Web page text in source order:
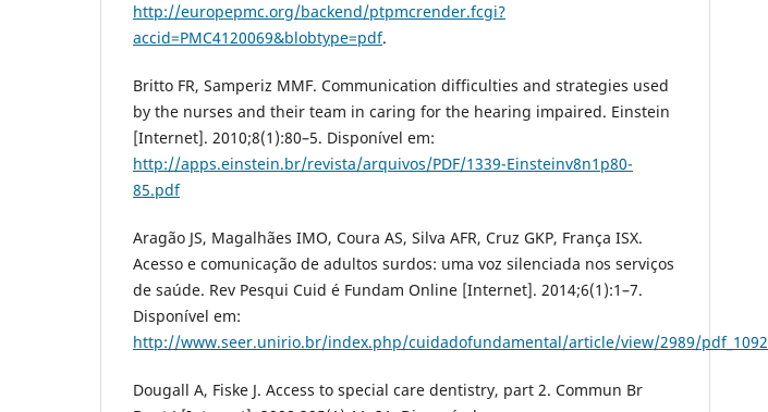
http://europepmc.org/backend/ptpmcrender.fcgi?
accid=PMC4120069&blobtype=pdf.
Britto FR, Samperiz MMF. Communication difficulties and strategies used
by the nurses and their team in caring for the hearing impaired. Einstein
[Internet]. 2010;8(1):80–5. Disponível em:
http://apps.einstein.br/revista/arquivos/PDF/1339-Einsteinv8n1p80-
85.pdf
Aragão JS, Magalhães IMO, Coura AS, Silva AFR, Cruz GKP, França ISX.
Acesso e comunicação de adultos surdos: uma voz silenciada nos serviços
de saúde. Rev Pesqui Cuid é Fundam Online [Internet]. 2014;6(1):1–7.
Disponível em:
http://www.seer.unirio.br/index.php/cuidadofundamental/article/view/2989/pdf_1092
Dougall A, Fiske J. Access to special care dentistry, part 2. Commun Br